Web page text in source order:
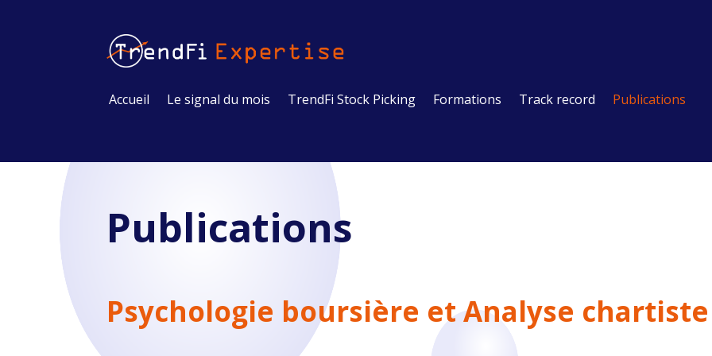
Accueil Le signal du mois TrendFi Stock Picking Formations Track record Publications
Publications
Psychologie boursière et Analyse chartiste